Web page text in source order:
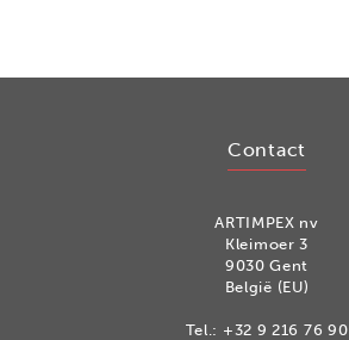
Contact
ARTIMPEX nv
Kleimoer 3
9030 Gent
België (EU)
Tel.: +32 9 216 76 90